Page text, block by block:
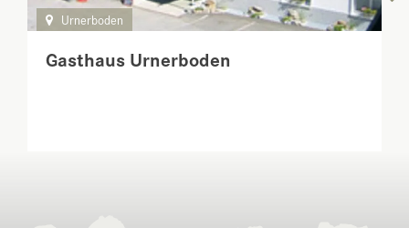
Gasthaus Urnerboden
Urnerboden